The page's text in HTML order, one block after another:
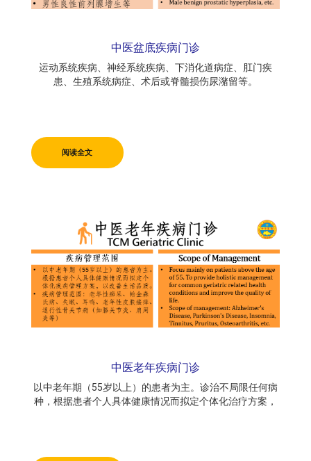
中医盆底疾病门诊
运动系统疾病、神经系统疾病、下消化道病症、肛门疾
患、生殖系统病症、术后或脊髓损伤尿潴留等。
阅读全文
中医老年疾病门诊
以中老年期（55岁以上）的患者为主。诊治不局限任何病
种，根据患者个人具体健康情况而拟定个体化治疗方案，